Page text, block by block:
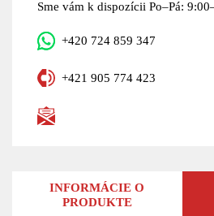
Sme vám k dispozícii Po–Pá:
+420 724 859 347
+421 905 774 423
INFORMÁCIE O
PRODUKTE